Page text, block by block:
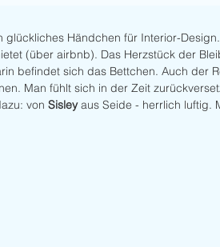
glückliches Händchen für Interior-
(über airbnb). Das Herzstück der
befindet sich das Bettchen. Auch der
Man fühlt sich in der Zeit
von Sisley aus Seide - herrlich luftig.